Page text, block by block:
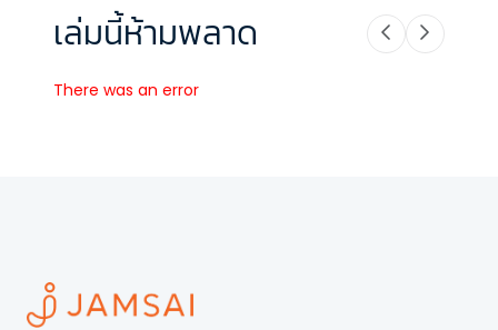
เล่มนี้ห้ามพลาด
There was an error